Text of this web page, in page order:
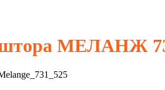
МЕЛАНЖ